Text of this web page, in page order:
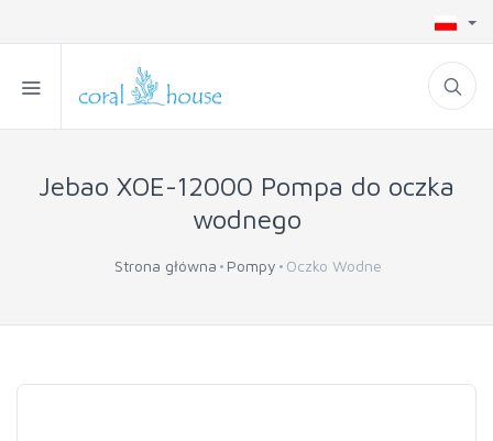
Jebao XOE-12000 Pompa do oczka
wodnego
Strona główna Pompy Oczko Wodne